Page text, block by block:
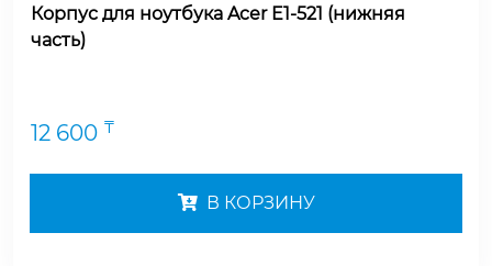
Корпус для ноутбука Acer E1-521 (нижняя
часть)
12 600 ₸
В КОРЗИНУ